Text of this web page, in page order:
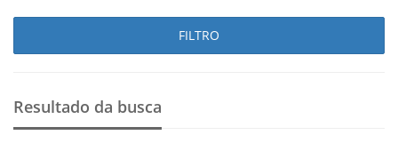
FILTRO
Resultado da busca